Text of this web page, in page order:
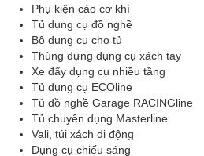
Phụ kiện cảo cơ khí
Tủ dụng cụ đồ nghề
Bộ dụng cụ cho tủ
Thùng đựng dụng cụ xách tay
Xe đẩy dụng cụ nhiều tầng
Tủ dụng cụ ECOline
Tủ đồ nghề Garage RACINGline
Tủ chuyên dụng Masterline
Vali, túi xách di động
Dụng cụ chiếu sáng